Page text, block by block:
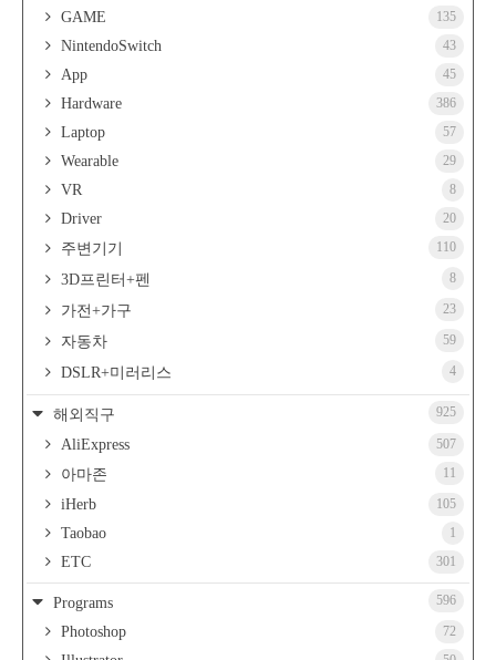
GAME 135
NintendoSwitch 43
App 45
Hardware 386
Laptop 57
Wearable 29
VR 8
Driver 20
주변기기 110
3D프린터+펜 8
가전+가구 23
자동차 59
DSLR+미러리스 4
해외직구 925
AliExpress 507
아마존 11
iHerb 105
Taobao 1
ETC 301
Programs 596
Photoshop 72